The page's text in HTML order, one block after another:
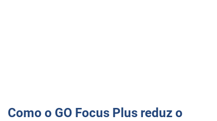
Como o GO Focus Plus reduz o